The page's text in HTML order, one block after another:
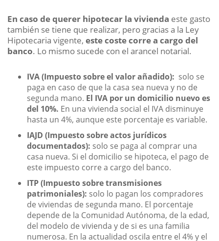
En caso de querer hipotecar la vivienda este gasto
también se tiene que realizar, pero gracias a la Ley
Hipotecaria vigente, este coste corre a cargo del
banco. Lo mismo sucede con el arancel notarial.
IVA (Impuesto sobre el valor añadido): solo se
paga en caso de que la casa sea nueva y no de
segunda mano. El IVA por un domicilio nuevo es
del 10%. En una vivienda social el IVA disminuye
hasta un 4%, aunque este porcentaje es variable.
IAJD (Impuesto sobre actos jurídicos
documentados): solo se paga al comprar una
casa nueva. Si el domicilio se hipoteca, el pago de
este impuesto corre a cargo del banco.
ITP (Impuesto sobre transmisiones
patrimoniales): solo lo pagan los compradores
de viviendas de segunda mano. El porcentaje
depende de la Comunidad Autónoma, de la edad,
del modelo de vivienda y de si es una familia
numerosa. En la actualidad oscila entre el 4% y el